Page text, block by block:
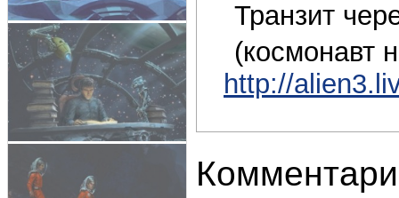
Транзит
(космонавт
http://